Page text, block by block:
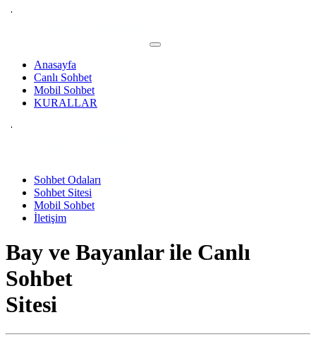
Anasayfa
Canlı Sohbet
Mobil Sohbet
KURALLAR
Sohbet Odaları
Sohbet Sitesi
Mobil Sohbet
İletişim
Bay ve Bayanlar ile Canlı
Sohbet
Sitesi